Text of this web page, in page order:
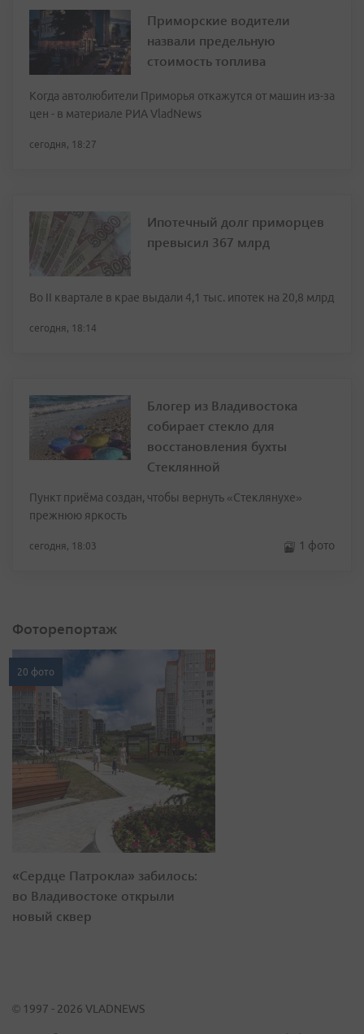
Приморские водители
назвали предельную
стоимость топлива
Когда автолюбители Приморья откажутся от машин из-за
цен - в материале РИА VladNews
сегодня, 18:27
Ипотечный долг приморцев
превысил 367 млрд
Во II квартале в крае выдали 4,1 тыс. ипотек на 20,8 млрд
сегодня, 18:14
Блогер из Владивостока
собирает стекло для
восстановления бухты
Стеклянной
Пункт приёма создан, чтобы вернуть «Стеклянухе»
прежнюю яркость
сегодня, 18:03 1 фото
Фоторепортаж
20 фото
«Сердце Патрокла» забилось:
во Владивостоке открыли
новый сквер
© 1997 - 2026 VLADNEWS